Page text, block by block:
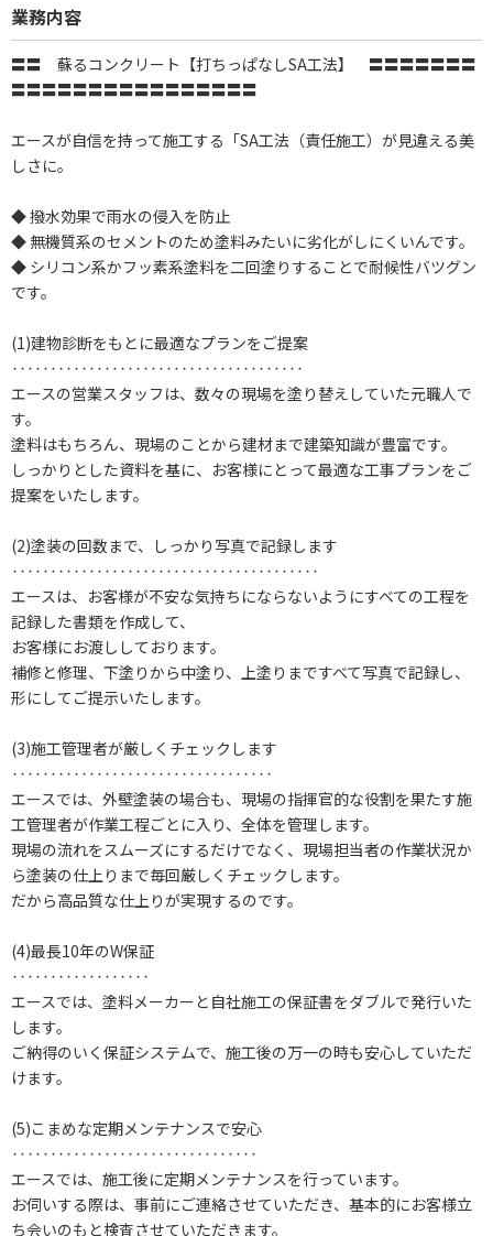
業務内容
〓〓 蘇るコンクリート【打ちっぱなしSA工法】 〓〓〓〓〓〓〓
〓〓〓〓〓〓〓〓〓〓〓〓〓〓〓〓
エースが自信を持って施工する「SA工法（責任施工）が見違える美
しさに。
◆ 撥水効果で雨水の侵入を防止
◆ 無機質系のセメントのため塗料みたいに劣化がしにくいんです。
◆ シリコン系かフッ素系塗料を二回塗りすることで耐候性バツグン
です。
(1)建物診断をもとに最適なプランをご提案
‥‥‥‥‥‥‥‥‥‥‥‥‥‥‥‥‥‥‥
エースの営業スタッフは、数々の現場を塗り替えしていた元職人で
す。
塗料はもちろん、現場のことから建材まで建築知識が豊富です。
しっかりとした資料を基に、お客様にとって最適な工事プランをご
提案をいたします。
(2)塗装の回数まで、しっかり写真で記録します
‥‥‥‥‥‥‥‥‥‥‥‥‥‥‥‥‥‥‥‥
エースは、お客様が不安な気持ちにならないようにすべての工程を
記録した書類を作成して、
お客様にお渡ししております。
補修と修理、下塗りから中塗り、上塗りまですべて写真で記録し、
形にしてご提示いたします。
(3)施工管理者が厳しくチェックします
‥‥‥‥‥‥‥‥‥‥‥‥‥‥‥‥‥
エースでは、外壁塗装の場合も、現場の指揮官的な役割を果たす施
工管理者が作業工程ごとに入り、全体を管理します。
現場の流れをスムーズにするだけでなく、現場担当者の作業状況か
ら塗装の仕上りまで毎回厳しくチェックします。
だから高品質な仕上りが実現するのです。
(4)最長10年のW保証
‥‥‥‥‥‥‥‥‥
エースでは、塗料メーカーと自社施工の保証書をダブルで発行いた
します。
ご納得のいく保証システムで、施工後の万一の時も安心していただ
けます。
(5)こまめな定期メンテナンスで安心
‥‥‥‥‥‥‥‥‥‥‥‥‥‥‥‥
エースでは、施工後に定期メンテナンスを行っています。
お伺いする際は、事前にご連絡させていただき、基本的にお客様立
ち会いのもと検査させていただきます。